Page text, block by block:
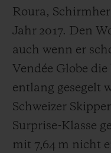
Roura,
Jahr 2017. Den
auch wenn er
Vendée Globe
entlang gesegelt
Schweizer
Surprise-Klasse
mit 7,64 m nicht